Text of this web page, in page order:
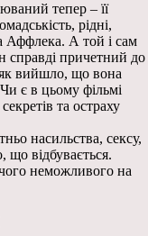
тепер – її
рідні,
Аффлека. А той і сам
справді причетний до
як вийшло, що вона
Чи є в цьому фільмі
та остраху
насильства, сексу,
що відбувається.
неможливого на